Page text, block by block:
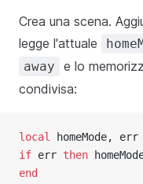
Crea una scena.
legge l'attuale
away
e lo
condivisa:
local homeMode, err
if err then
end